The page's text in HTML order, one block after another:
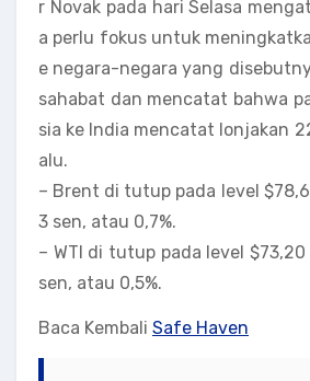
r Novak pada hari Selasa
a perlu fokus untuk
e negara-negara yang
sahabat dan mencatat bahwa
sia ke India mencatat lonjakan
alu.
– Brent di tutup pada level
3 sen, atau 0,7%.
– WTI di tutup pada level
sen, atau 0,5%.
Baca Kembali Safe Haven